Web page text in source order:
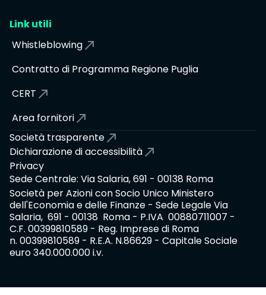
Link utili
Whistleblowing
Contratto di Programma Regione Puglia
CERT
Area fornitori
Società trasparente
Dichiarazione di accessibilità
Privacy
Sede Centrale: Via Salaria, 691 - 00138 Roma
Società per Azioni con Socio Unico Ministero
dell'Economia e delle Finanze - Sede Legale Via
Salaria, 691 - 00138 Roma - P.IVA 00880711007 -
C.F. 00399810589 - Reg. Imprese di Roma
n. 00399810589 - R.E.A. N.86629 - Capitale Sociale
euro 340.000.000 i.v.